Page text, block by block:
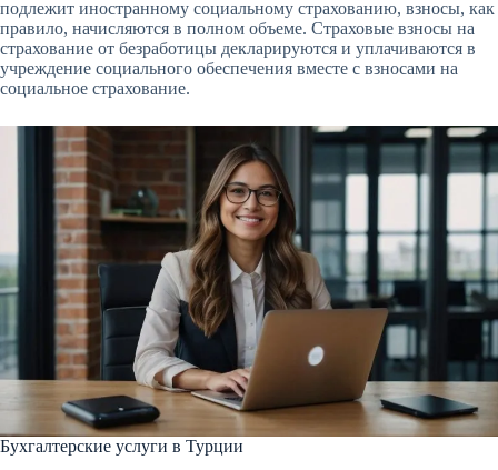
подлежит иностранному социальному страхованию, взносы, как
правило, начисляются в полном объеме. Страховые взносы на
страхование от безработицы декларируются и уплачиваются в
учреждение социального обеспечения вместе с взносами на
социальное страхование.
Бухгалтерские услуги в Турции